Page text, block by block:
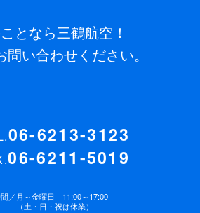
となら三鶴航空！
問い合わせください。
06-6213-3123
06-6211-5019
／月～金曜日 11:00～17:00
（土・日・祝は休業）